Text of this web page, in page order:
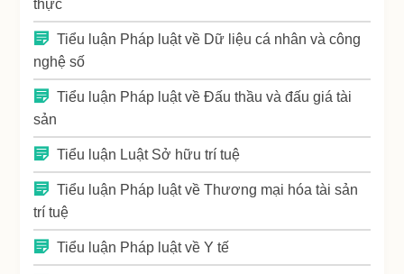
thực
Tiểu luận Pháp luật về Dữ liệu cá nhân và công
nghệ số
Tiểu luận Pháp luật về Đấu thầu và đấu giá tài
sản
Tiểu luận Luật Sở hữu trí tuệ
Tiểu luận Pháp luật về Thương mại hóa tài sản
trí tuệ
Tiểu luận Pháp luật về Y tế